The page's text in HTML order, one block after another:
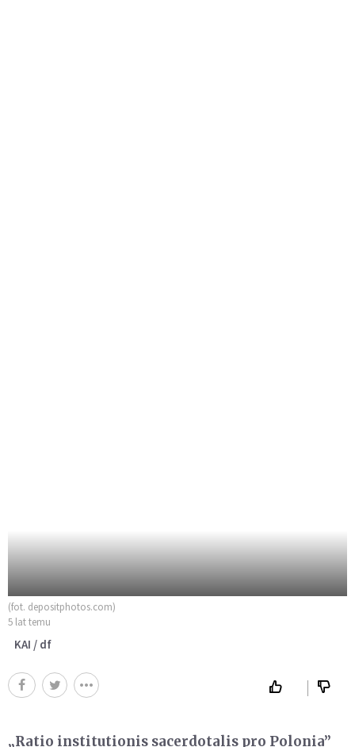
(fot. depositphotos.com)
5 lat temu
KAI / df
„Ratio institutionis sacerdotalis pro Polonia”